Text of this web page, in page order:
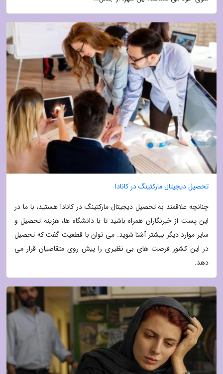
تحصیل دیجیتال مارکتینگ در کانادا
چنانچه علاقمند به تحصیل دیجیتال مارکتینگ در کانادا هستید، با ما در
این پست از خبرنگاران همراه باشید تا با دانشگاه ها، هزینه تحصیل و
سایر موارد دیگر بیشتر آشنا شوید. می توان با قطعیت گفت که تحصیل
در این کشور فرصت های بی نظیری را پیش روی متقاضیان قرار می
دهد.